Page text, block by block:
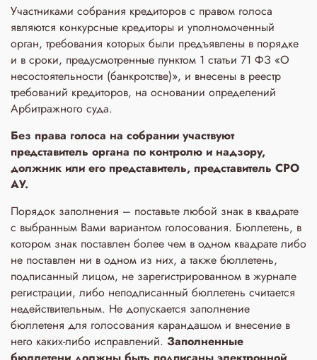
Участниками собрания кредиторов с правом голоса
являются конкурсные кредиторы и уполномоченный
орган, требования которых были предъявлены в порядке
и в сроки, предусмотренные пунктом 1 статьи 71 ФЗ «О
несостоятельности (банкротстве)», и внесены в реестр
требований кредиторов, на основании определений
Арбитражного суда.
Без права голоса на собрании участвуют
представитель органа по контролю и надзору,
должник или его представитель, представитель СРО
АУ.
Порядок заполнения – поставьте любой знак в квадрате
с выбранным Вами вариантом голосования. Бюллетень, в
котором знак поставлен более чем в одном квадрате либо
не поставлен ни в одном из них, а также бюллетень,
подписанный лицом, не зарегистрированном в журнале
регистрации, либо неподписанный бюллетень считается
недействительным. Не допускается заполнение
бюллетеня для голосования карандашом и внесение в
него каких-либо исправлений. Заполненные